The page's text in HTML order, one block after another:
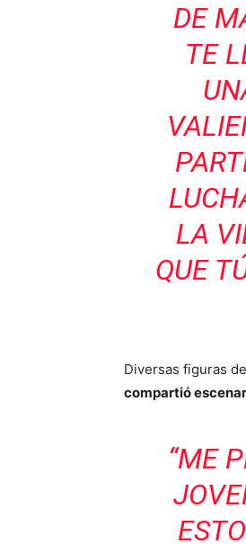
DE
TE
LA
QUE
Diversas figuras
compartió
“ME